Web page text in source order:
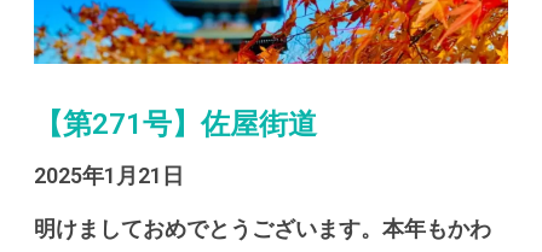
【第271号】佐屋街道
2025年1月21日
明けましておめでとうございます。本年もかわ